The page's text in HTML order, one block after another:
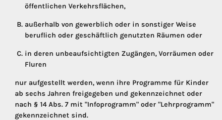
öffentlichen Verkehrsflächen,
außerhalb von gewerblich oder in sonstiger Weise
beruflich oder geschäftlich genutzten Räumen oder
in deren unbeaufsichtigten Zugängen, Vorräumen oder
Fluren
nur aufgestellt werden, wenn ihre Programme für Kinder
ab sechs Jahren freigegeben und gekennzeichnet oder
nach § 14 Abs. 7 mit "Infoprogramm" oder "Lehrprogramm"
gekennzeichnet sind.